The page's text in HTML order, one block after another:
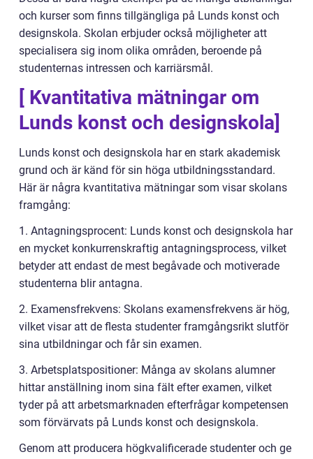
och kurser som finns tillgängliga på Lunds konst och
designskola. Skolan erbjuder också möjligheter att
specialisera sig inom olika områden, beroende på
studenternas intressen och karriärsmål.
[ Kvantitativa mätningar om
Lunds konst och designskola]
Lunds konst och designskola har en stark akademisk
grund och är känd för sin höga utbildningsstandard.
Här är några kvantitativa mätningar som visar skolans
framgång:
1. Antagningsprocent: Lunds konst och designskola har
en mycket konkurrenskraftig antagningsprocess, vilket
betyder att endast de mest begåvade och motiverade
studenterna blir antagna.
2. Examensfrekvens: Skolans examensfrekvens är hög,
vilket visar att de flesta studenter framgångsrikt slutför
sina utbildningar och får sin examen.
3. Arbetsplatspositioner: Många av skolans alumner
hittar anställning inom sina fält efter examen, vilket
tyder på att arbetsmarknaden efterfrågar kompetensen
som förvärvats på Lunds konst och designskola.
Genom att producera högkvalificerade studenter och ge